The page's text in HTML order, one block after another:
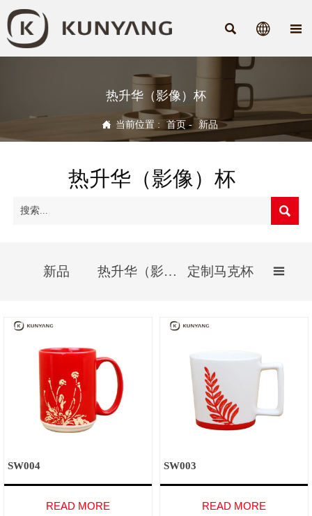
  
热升华（影像）杯
 当前位置 : 首页 - 新品
热升华（影像）杯

新品 热升华（影像）杯 定制马克杯 
SW004
READ MORE
SW003
READ MORE